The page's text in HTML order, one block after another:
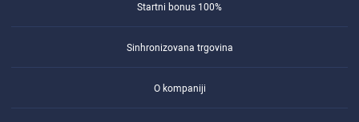
Startni bonus 100%
Sinhronizovana trgovina
O kompaniji